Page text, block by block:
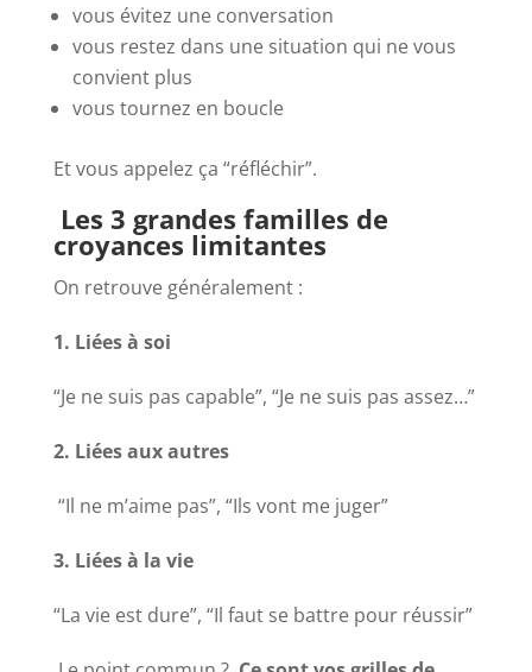
vous évitez une conversation
vous restez dans une situation qui ne vous
convient plus
vous tournez en boucle
Et vous appelez ça “réfléchir”.
Les 3 grandes familles de
croyances limitantes
On retrouve généralement :
1. Liées à soi
“Je ne suis pas capable”, “Je ne suis pas assez…”
2. Liées aux autres
“Il ne m’aime pas”, “Ils vont me juger”
3. Liées à la vie
“La vie est dure”, “Il faut se battre pour réussir”